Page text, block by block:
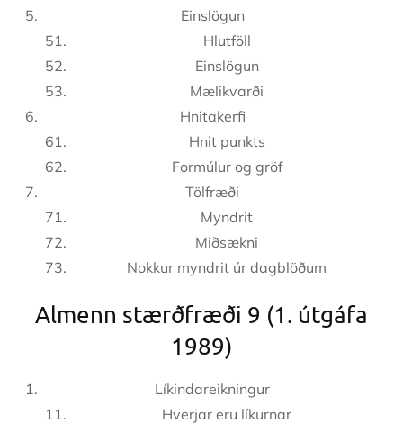
Einslögun
Hlutföll
Einslögun
Mælikvarði
Hnitakerfi
Hnit punkts
Formúlur og gröf
Tölfræði
Myndrit
Miðsækni
Nokkur myndrit úr dagblöðum
Almenn stærðfræði 9 (1. útgáfa
1989)
Líkindareikningur
Hverjar eru líkurnar